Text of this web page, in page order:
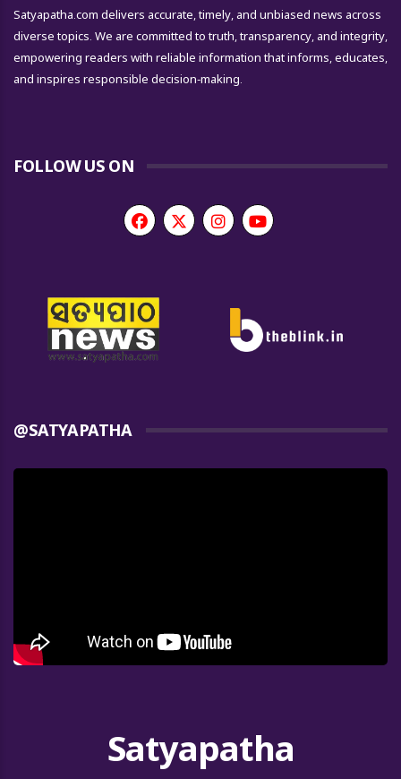
Satyapatha.com delivers accurate, timely, and unbiased news across
diverse topics. We are committed to truth, transparency, and integrity,
empowering readers with reliable information that informs, educates,
and inspires responsible decision-making.
FOLLOW US ON
@SATYAPATHA
Satyapatha